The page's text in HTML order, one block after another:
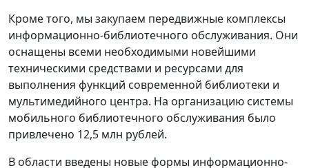
Кроме того, мы закупаем передвижные комплексы
информационно-библиотечного обслуживания. Они
оснащены всеми необходимыми новейшими
техническими средствами и ресурсами для
выполнения функций современной библиотеки и
мультимедийного центра. На организацию системы
мобильного библиотечного обслуживания было
привлечено 12,5 млн рублей.
В области введены новые формы информационно-